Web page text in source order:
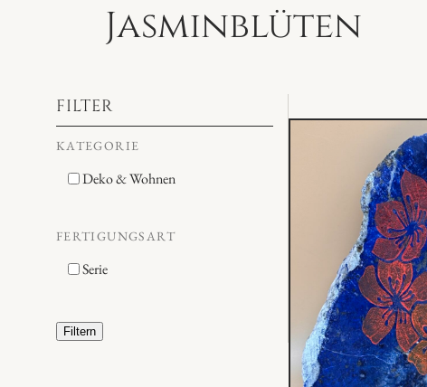
Jasminblüten
FILTER
KATEGORIE
Deko & Wohnen
FERTIGUNGSART
Serie
Filtern